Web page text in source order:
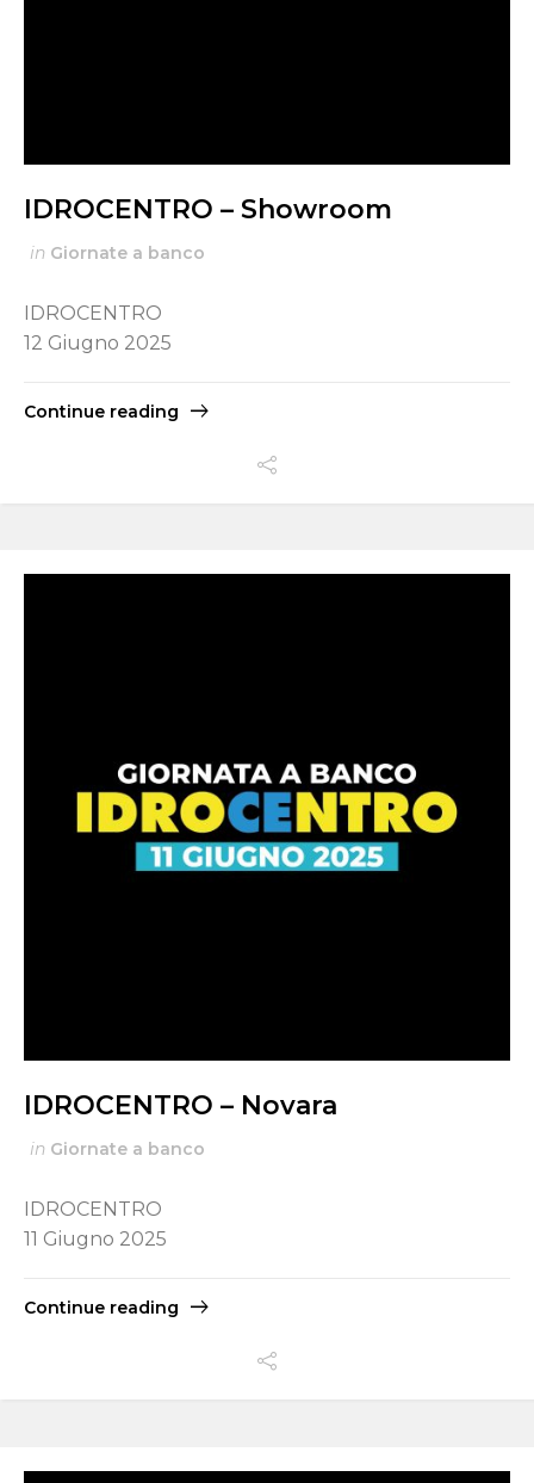
IDROCENTRO – Showroom
in Giornate a banco
IDROCENTRO
12 Giugno 2025
Continue reading
IDROCENTRO – Novara
in Giornate a banco
IDROCENTRO
11 Giugno 2025
Continue reading